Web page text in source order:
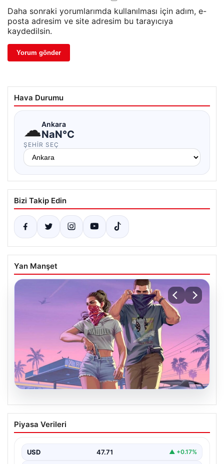
Daha sonraki yorumlarımda kullanılması için adım, e-
posta adresim ve site adresim bu tarayıcıya
kaydedilsin.
Hava Durumu
☁Ankara
NaN°C
ŞEHIR SEÇ
Bizi Takip Edin
Yan Manşet
GTA 6’nın oynanış videosu 27
Ağustos’ta Netflix’te yayınlanacak
Ağustos’ta Netflix’te Yayınlanacak”, “content”: “ Güçlü
beklentilerin…
Piyasa Verileri
USD 47.71 ▲ +0.17%